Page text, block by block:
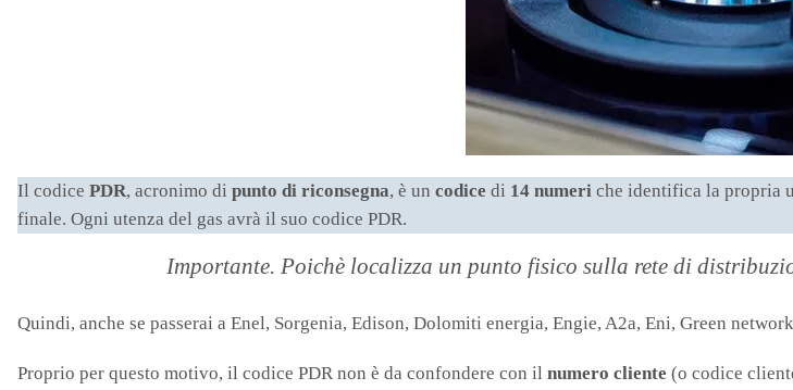
Il codice PDR, acronimo di punto di riconsegna, è un codice di 14 numeri che identifica la propria
finale. Ogni utenza del gas avrà il suo codice PDR.
Importante. Poichè localizza un punto fisico sulla rete di
Quindi, anche se passerai a Enel, Sorgenia, Edison, Dolomiti energia, Engie, A2a, Eni, Green
Proprio per questo motivo, il codice PDR non è da confondere con il numero cliente (o codice